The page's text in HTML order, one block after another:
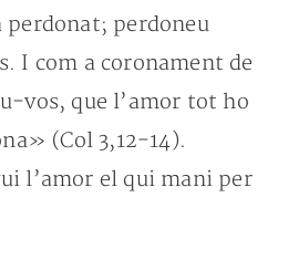
perdonat; perdoneu
I com a coronament de
vos, que l’amor tot ho
(Col 3,12-14).
l’amor el qui mani per